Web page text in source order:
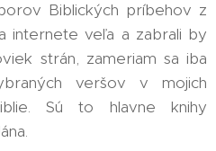
Biblických príbehov z
internete veľa a zabrali by
strán, zameriam sa iba
veršov v mojich
Sú to hlavne knihy